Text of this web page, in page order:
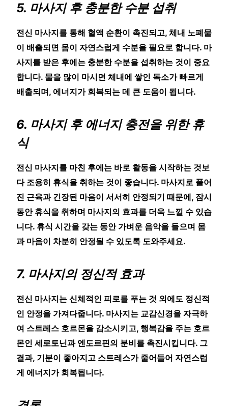
5. 마사지 후 충분한 수분 섭취
전신 마사지를 통해 혈액 순환이 촉진되고, 체내 노폐물
이 배출되면 몸이 자연스럽게 수분을 필요로 합니다. 마
사지를 받은 후에는 충분한 수분을 섭취하는 것이 중요
합니다. 물을 많이 마시면 체내에 쌓인 독소가 빠르게
배출되며, 에너지가 회복되는 데 큰 도움이 됩니다.
6. 마사지 후 에너지 충전을 위한 휴
식
전신 마사지를 마친 후에는 바로 활동을 시작하는 것보
다 조용히 휴식을 취하는 것이 좋습니다. 마사지로 풀어
진 근육과 긴장된 마음이 서서히 안정되기 때문에, 잠시
동안 휴식을 취하며 마사지의 효과를 더욱 느낄 수 있습
니다. 휴식 시간을 갖는 동안 가벼운 음악을 들으며 몸
과 마음이 차분히 안정될 수 있도록 도와주세요.
7. 마사지의 정신적 효과
전신 마사지는 신체적인 피로를 푸는 것 외에도 정신적
인 안정을 가져다줍니다. 마사지는 교감신경을 자극하
여 스트레스 호르몬을 감소시키고, 행복감을 주는 호르
몬인 세로토닌과 엔도르핀의 분비를 촉진시킵니다. 그
결과, 기분이 좋아지고 스트레스가 줄어들어 자연스럽
게 에너지가 회복됩니다.